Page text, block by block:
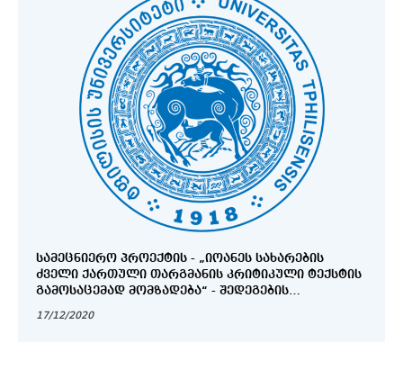
ᲡᲐᲛᲔᲪᲜᲘᲔᲠᲝ ᲞᲠᲝᲔᲥᲢᲘᲡ - „ᲘᲝᲐᲜᲔᲡ ᲡᲐᲮᲐᲠᲔᲑᲘᲡ
ᲫᲕᲔᲚᲘ ᲥᲐᲠᲗᲣᲚᲘ ᲗᲐᲠᲒᲛᲐᲜᲘᲡ ᲙᲠᲘᲢᲘᲙᲣᲚᲘ ᲢᲔᲥᲡᲢᲘᲡ
ᲒᲐᲛᲝᲡᲐᲪᲔᲛᲐᲓ ᲛᲝᲛᲖᲐᲓᲔᲑᲐ“ - ᲨᲔᲓᲔᲒᲔᲑᲘᲡ
17/12/2020